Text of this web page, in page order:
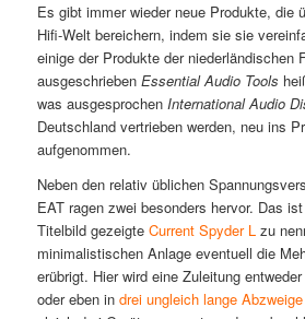
Es gibt immer wieder neue Produkte, die
Hifi-Welt bereichern, indem sie sie
einige der Produkte der niederländischen
ausgeschrieben Essential Audio Tools
was ausgesprochen International Audio
Deutschland vertrieben werden, neu ins
aufgenommen.
Neben den relativ üblichen
EAT ragen zwei besonders hervor. Das
Titelbild gezeigte Current Spyder Lzu
minimalistischen Anlage eventuell die
erübrigt. Hier wird eine Zuleitung
oder eben in drei ungleich lange Abzweige